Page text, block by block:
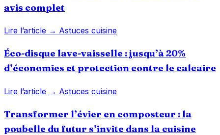
avis complet
Lire l’article → Astuces cuisine
Éco-disque lave-vaisselle : jusqu’à 20%
d’économies et protection contre le calcaire
Lire l’article → Astuces cuisine
Transformer l’évier en composteur : la
poubelle du futur s’invite dans la cuisine